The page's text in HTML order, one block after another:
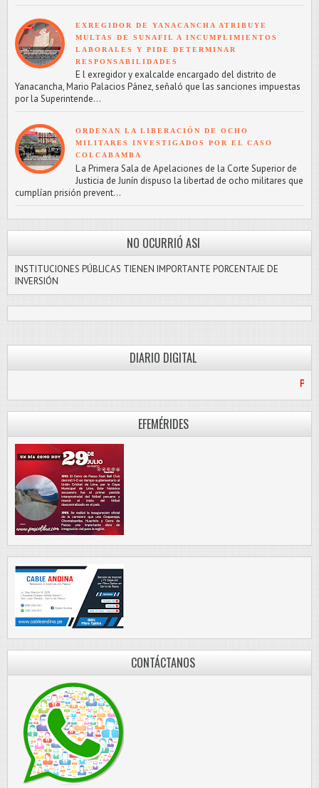
EXREGIDOR DE YANACANCHA ATRIBUYE
MULTAS DE SUNAFIL A INCUMPLIMIENTOS
LABORALES Y PIDE DETERMINAR
RESPONSABILIDADES
E l exregidor y exalcalde encargado del distrito de
Yanacancha, Mario Palacios Pánez, señaló que las sanciones impuestas
por la Superintende...
ORDENAN LA LIBERACIÓN DE OCHO
MILITARES INVESTIGADOS POR EL CASO
COLCABAMBA
L a Primera Sala de Apelaciones de la Corte Superior de
Justicia de Junín dispuso la libertad de ocho militares que
cumplían prisión prevent...
NO OCURRIÓ ASI
INSTITUCIONES PÚBLICAS TIENEN IMPORTANTE PORCENTAJE DE
INVERSIÓN
DIARIO DIGITAL
EFEMÉRIDES
CONTÁCTANOS